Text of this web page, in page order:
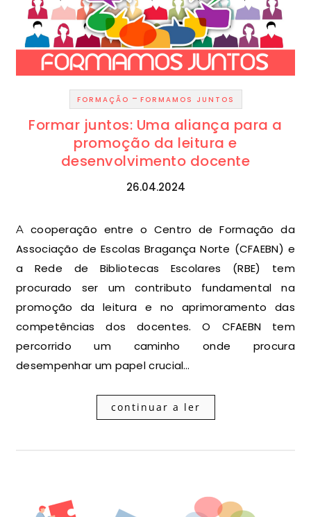
FORMAÇÃO - FORMAMOS JUNTOS
Formar juntos: Uma aliança para a
promoção da leitura e
desenvolvimento docente
26.04.2024
A cooperação entre o Centro de Formação da
Associação de Escolas Bragança Norte (CFAEBN) e
a Rede de Bibliotecas Escolares (RBE) tem
procurado ser um contributo fundamental na
promoção da leitura e no aprimoramento das
competências dos docentes. O CFAEBN tem
percorrido um caminho onde procura
desempenhar um papel crucial…
continuar a ler